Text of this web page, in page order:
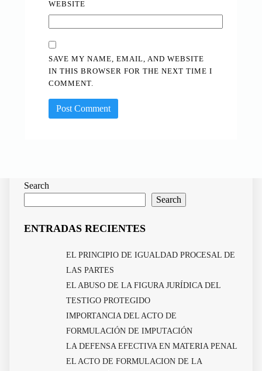
WEBSITE
SAVE MY NAME, EMAIL, AND WEBSITE
IN THIS BROWSER FOR THE NEXT TIME I
COMMENT.
Search
Search
ENTRADAS RECIENTES
EL PRINCIPIO DE IGUALDAD PROCESAL DE
LAS PARTES
EL ABUSO DE LA FIGURA JURÍDICA DEL
TESTIGO PROTEGIDO
IMPORTANCIA DEL ACTO DE
FORMULACIÓN DE IMPUTACIÓN
LA DEFENSA EFECTIVA EN MATERIA PENAL
EL ACTO DE FORMULACION DE LA